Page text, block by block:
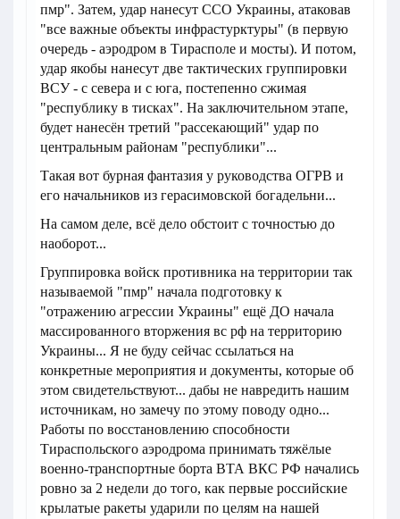
пмр". Затем, удар нанесут ССО Украины, атаковав
"все важные объекты инфрастурктуры" (в первую
очередь - аэродром в Тирасполе и мосты). И потом,
удар якобы нанесут две тактических группировки
ВСУ - с севера и с юга, постепенно сжимая
"республику в тисках". На заключительном этапе,
будет нанесён третий "рассекающий" удар по
центральным районам "республики"...
Такая вот бурная фантазия у руководства ОГРВ и
его начальников из герасимовской богадельни...
На самом деле, всё дело обстоит с точностью до
наоборот...
Группировка войск противника на территории так
называемой "пмр" начала подготовку к
"отражению агрессии Украины" ещё ДО начала
массированного вторжения вс рф на территорию
Украины... Я не буду сейчас ссылаться на
конкретные мероприятия и документы, которые об
этом свидетельствуют... дабы не навредить нашим
источникам, но замечу по этому поводу одно...
Работы по восстановлению способности
Тираспольского аэродрома принимать тяжёлые
военно-транспортные борта ВТА ВКС РФ начались
ровно за 2 недели до того, как первые российские
крылатые ракеты ударили по целям на нашей